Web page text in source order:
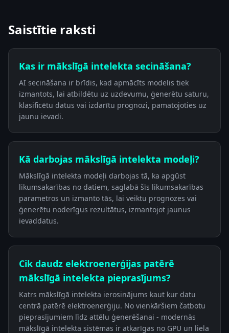
Saistītie raksti
Kas ir mākslīgā intelekta secināšana?
AI secināšana ir brīdis, kad apmācīts modelis tiek
izmantots, lai atbildētu uz uzdevumu, ģenerētu saturu,
klasificētu datus vai izdarītu prognozi, pamatojoties uz
jaunu ievadi.
Kā darbojas mākslīgā intelekta modeļi?
Mākslīgā intelekta modeļi darbojas tā, ka apgūst
likumsakarības no datiem, saglabā šīs likumsakarības
parametros un izmanto tās, lai veiktu prognozes vai
ģenerētu noderīgus rezultātus, izmantojot jaunus
ievaddatus.
Cik daudz elektroenerģijas patērē
mākslīgā intelekta pieprasījums?
Katrs mākslīgā intelekta ierosinājums kaut kur datu
centrā patērē elektroenerģiju. No vienkāršiem čatbotu
pieprasījumiem līdz attēlu ģenerēšanai - modernās
mākslīgā intelekta sistēmas ir atkarīgas no GPU un liela